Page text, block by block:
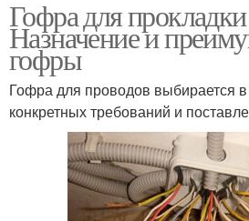
Гофра для
Назначение и
гофры
Гофра для проводов выбирается
конкретных требований и